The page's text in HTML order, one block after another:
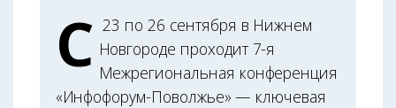
С 23 по 26 сентября в Нижнем
Новгороде проходит 7-я
Межрегиональная конференция
«Инфофорум-Поволжье» — ключевая